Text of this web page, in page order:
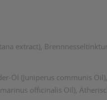
extract),
Öl (Juniperus communis
officinalis Oil),